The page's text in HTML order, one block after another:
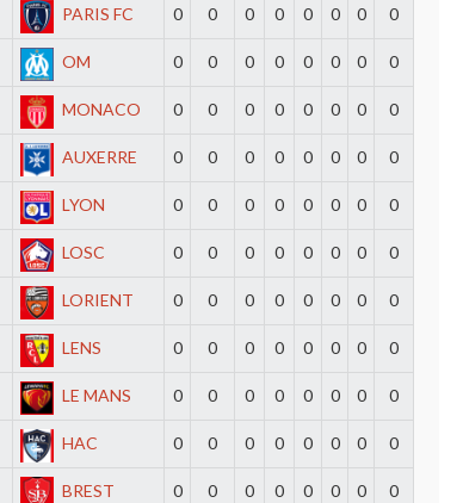
PARIS FC 0 0 0 0 0 0 0 0
OM 0 0 0 0 0 0 0 0
MONACO 0 0 0 0 0 0 0 0
AUXERRE 0 0 0 0 0 0 0 0
LYON 0 0 0 0 0 0 0 0
LOSC 0 0 0 0 0 0 0 0
LORIENT 0 0 0 0 0 0 0 0
LENS 0 0 0 0 0 0 0 0
LE MANS 0 0 0 0 0 0 0 0
HAC 0 0 0 0 0 0 0 0
BREST 0 0 0 0 0 0 0 0